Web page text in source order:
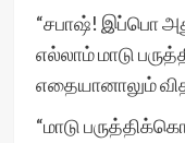
“சபாஷ்! இப்பொ
எல்லாம் மாடு
எதையானாலும்
“மாடு